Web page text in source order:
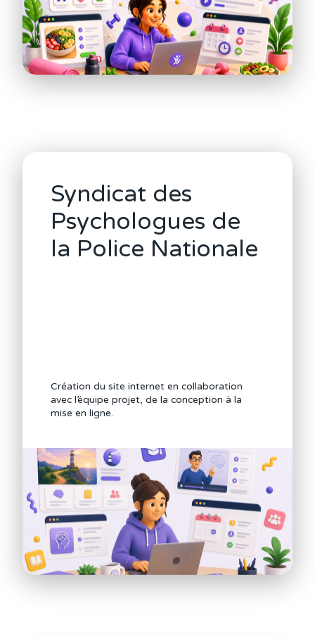
Syndicat des
Psychologues de
la Police Nationale
Création du site internet en collaboration
avec l’équipe projet, de la conception à la
mise en ligne.